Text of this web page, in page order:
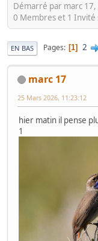
Démarré par marc
0 Membres et 1 Invité
EN BAS Pages 1 2
marc 17
25 Mars 2026, 11:23:12
hier matin il pense
1